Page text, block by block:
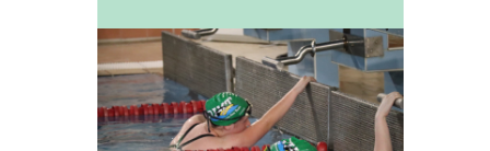
ocasión, nadie consiguió hacer marcas personales
en las pruebas realizadas, pero hay que decir que
estuvieron muy cerca de sus mejores marcas. A
pesar de no conseguir marca, pasaron una tarde
muy buena y sirvió para reforzar su experiencia.
La mayoría ya ha terminado la temporada, pero